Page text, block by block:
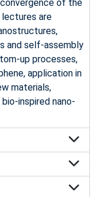
of the
lectures are
and self-assembly
up processes,
application in
materials,
inspired nano-